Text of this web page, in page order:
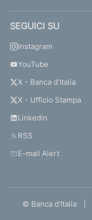
SEGUICI SU
Instagram
YouTube
X - Banca d’Italia
X - Ufficio Stampa
Linkedin
RSS
E-mail Alert
© Banca d'Italia